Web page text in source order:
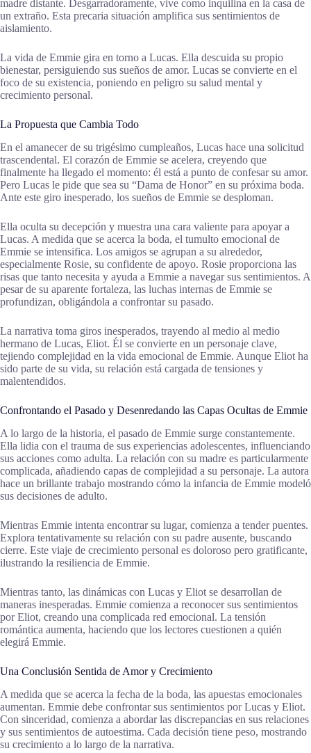
madre distante. Desgarradoramente, vive como inquilina en la casa de
un extraño. Esta precaria situación amplifica sus sentimientos de
aislamiento.
La vida de Emmie gira en torno a Lucas. Ella descuida su propio
bienestar, persiguiendo sus sueños de amor. Lucas se convierte en el
foco de su existencia, poniendo en peligro su salud mental y
crecimiento personal.
La Propuesta que Cambia Todo
En el amanecer de su trigésimo cumpleaños, Lucas hace una solicitud
trascendental. El corazón de Emmie se acelera, creyendo que
finalmente ha llegado el momento: él está a punto de confesar su amor.
Pero Lucas le pide que sea su “Dama de Honor” en su próxima boda.
Ante este giro inesperado, los sueños de Emmie se desploman.
Ella oculta su decepción y muestra una cara valiente para apoyar a
Lucas. A medida que se acerca la boda, el tumulto emocional de
Emmie se intensifica. Los amigos se agrupan a su alrededor,
especialmente Rosie, su confidente de apoyo. Rosie proporciona las
risas que tanto necesita y ayuda a Emmie a navegar sus sentimientos. A
pesar de su aparente fortaleza, las luchas internas de Emmie se
profundizan, obligándola a confrontar su pasado.
La narrativa toma giros inesperados, trayendo al medio al medio
hermano de Lucas, Eliot. Él se convierte en un personaje clave,
tejiendo complejidad en la vida emocional de Emmie. Aunque Eliot ha
sido parte de su vida, su relación está cargada de tensiones y
malentendidos.
Confrontando el Pasado y Desenredando las Capas Ocultas de Emmie
A lo largo de la historia, el pasado de Emmie surge constantemente.
Ella lidia con el trauma de sus experiencias adolescentes, influenciando
sus acciones como adulta. La relación con su madre es particularmente
complicada, añadiendo capas de complejidad a su personaje. La autora
hace un brillante trabajo mostrando cómo la infancia de Emmie modeló
sus decisiones de adulto.
Mientras Emmie intenta encontrar su lugar, comienza a tender puentes.
Explora tentativamente su relación con su padre ausente, buscando
cierre. Este viaje de crecimiento personal es doloroso pero gratificante,
ilustrando la resiliencia de Emmie.
Mientras tanto, las dinámicas con Lucas y Eliot se desarrollan de
maneras inesperadas. Emmie comienza a reconocer sus sentimientos
por Eliot, creando una complicada red emocional. La tensión
romántica aumenta, haciendo que los lectores cuestionen a quién
elegirá Emmie.
Una Conclusión Sentida de Amor y Crecimiento
A medida que se acerca la fecha de la boda, las apuestas emocionales
aumentan. Emmie debe confrontar sus sentimientos por Lucas y Eliot.
Con sinceridad, comienza a abordar las discrepancias en sus relaciones
y sus sentimientos de autoestima. Cada decisión tiene peso, mostrando
su crecimiento a lo largo de la narrativa.